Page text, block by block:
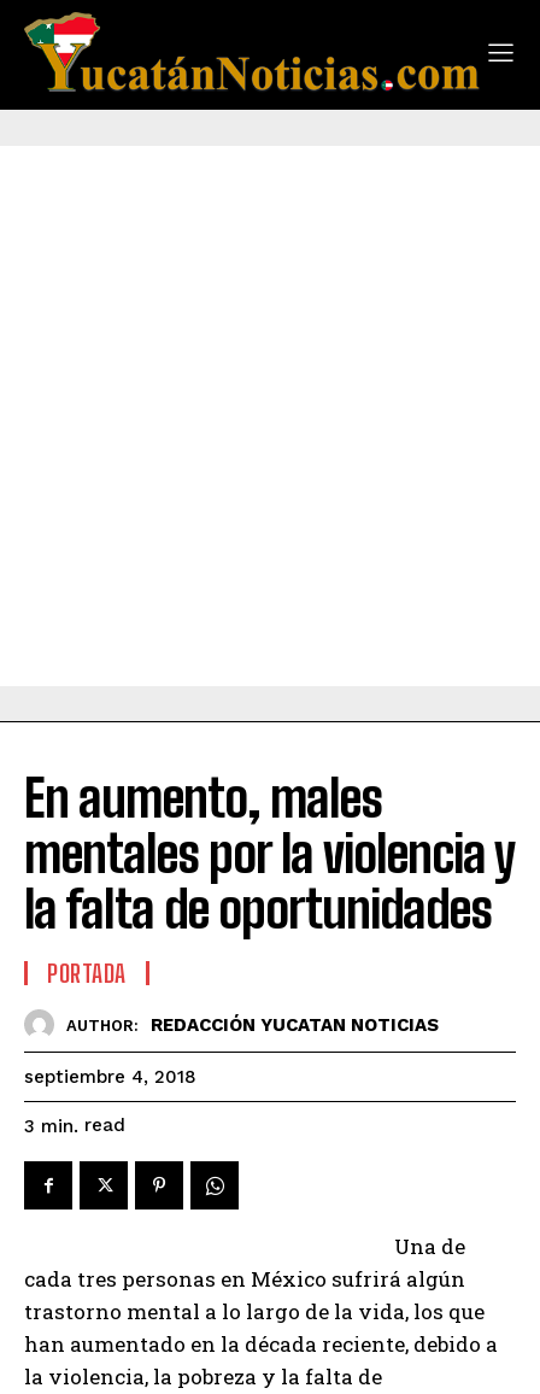
En aumento, males
mentales por la violencia y
la falta de oportunidades
PORTADA
AUTHOR: REDACCIÓN YUCATAN NOTICIAS
septiembre 4, 2018
3 min. read
Una de
cada tres personas en México sufrirá algún
trastorno mental a lo largo de la vida, los que
han aumentado en la década reciente, debido a
la violencia, la pobreza y la falta de